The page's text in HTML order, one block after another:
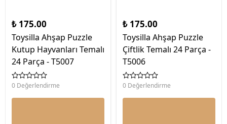
₺ 175.00
Toysilla Ahşap Puzzle
Kutup Hayvanları Temalı
24 Parça - T5007
0 Değerlendirme
₺ 175.00
Toysilla Ahşap Puzzle
Çiftlik Temalı 24 Parça -
T5006
0 Değerlendirme